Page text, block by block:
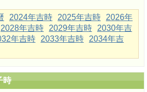
2024年吉時 2025年吉時
2026年
2028年吉時 2029年吉時
2030年吉
年吉時 2033年吉時
2034年吉
時